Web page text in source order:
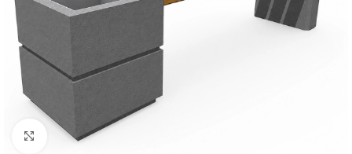
Click to enlarge